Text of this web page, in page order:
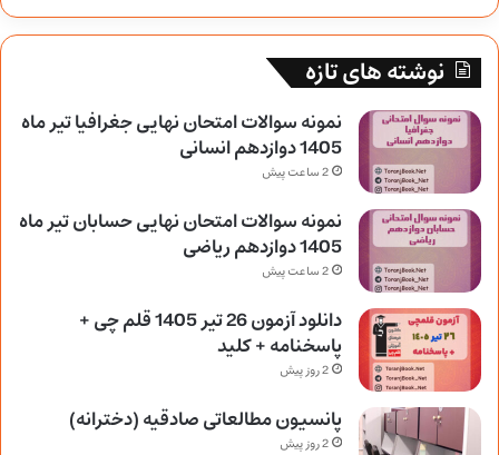
نوشته های تازه
نمونه سوالات امتحان نهایی جغرافیا تیر ماه
1405 دوازدهم انسانی
2 ساعت پیش
نمونه سوالات امتحان نهایی حسابان تیر ماه
1405 دوازدهم ریاضی
2 ساعت پیش
دانلود آزمون 26 تیر 1405 قلم چی +
پاسخنامه + کلید
2 روز پیش
پانسیون مطالعاتی صادقیه (دخترانه)
2 روز پیش